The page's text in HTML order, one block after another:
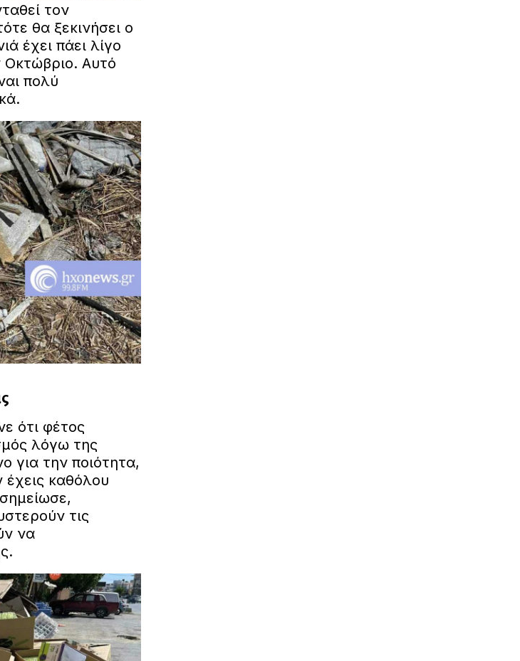
τον
θα ξεκινήσει ο
έχει πάει λίγο
Αυτό
πολύ
ότι φέτος
λόγω της
για την ποιότητα,
καθόλου
τις
να